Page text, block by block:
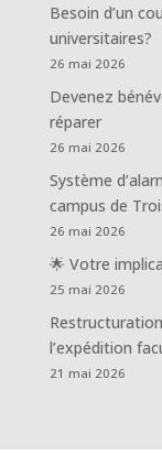
Besoin d’un
universitaires?
26 mai 2026
Devenez
réparer
26 mai 2026
Système
campus de
26 mai 2026
🌟 Votre
25 mai 2026
l’expédition
21 mai 2026